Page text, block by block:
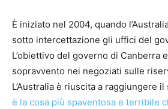
È iniziato nel 2004, quando
sotto intercettazione gli uffici del
L’obiettivo del governo di Canberra
sopravvento nei negoziati sulle
L’Australia è riuscita a raggiungere il
è la cosa più spaventosa e terribile